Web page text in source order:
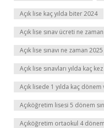
Açık lise kaç yılda biter 2024
Açık lise sınav ücreti ne
Açık lise sınavı ne zaman 2025
Açık lise sınavları yılda kaç
Açık lisede 1 yılda kaç dönem
Açıköğretim lisesi 5 dönem
Açıköğretim ortaokul 4